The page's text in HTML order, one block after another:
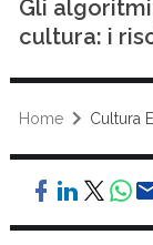
Gli
cultura: i
Home Cultura